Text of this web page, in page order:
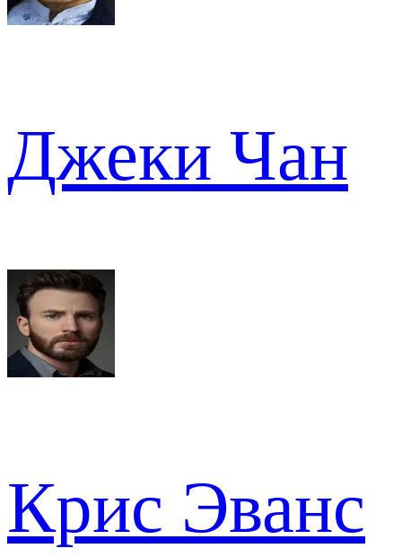
Джеки Чан
Крис Эванс